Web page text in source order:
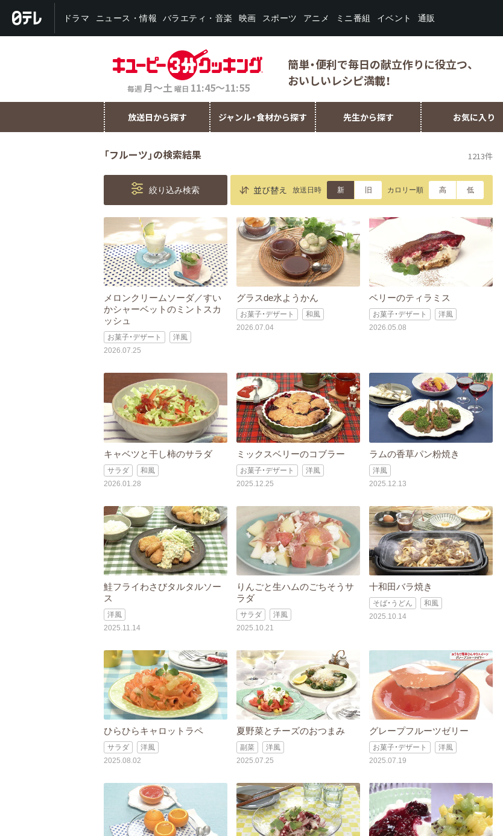
ドラマ ニュース・情報 バラエティ・音楽 映画 スポーツ アニメ ミニ番組 イベント 通販
毎週月～土 曜日 11:45～11:55
簡単・便利で毎日の献立作りに役立つ、
おいしいレシピ満載！
放送日から探す ジャンル・食材から探す 先生から探す お気に入り
「フルーツ」の検索結果 1213件
絞り込み検索 並び替え 放送日時 新 旧 カロリー順 高 低
メロンクリームソーダ／すい
かシャーベットのミントスカ
ッシュ
お菓子・デザート
洋風
2026.07.25
グラスde水ようかん
お菓子・デザート
和風
2026.07.04
ベリーのティラミス
お菓子・デザート
洋風
2026.05.08
キャベツと干し柿のサラダ
サラダ
和風
2026.01.28
ミックスベリーのコブラー
お菓子・デザート
洋風
2025.12.25
ラムの香草パン粉焼き
洋風
2025.12.13
鮭フライわさびタルタルソー
ス
洋風
2025.11.14
りんごと生ハムのごちそうサ
ラダ
サラダ
洋風
2025.10.21
十和田バラ焼き
そば・うどん
和風
2025.10.14
ひらひらキャロットラペ
サラダ
洋風
2025.08.02
夏野菜とチーズのおつまみ
副菜
洋風
2025.07.25
グレープフルーツゼリー
お菓子・デザート
洋風
2025.07.19